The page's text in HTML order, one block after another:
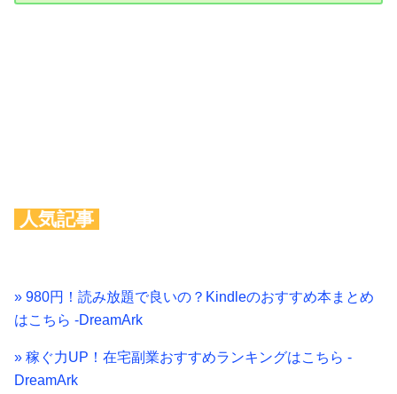
人気記事
» 980円！読み放題で良いの？Kindleのおすすめ本まとめ
はこちら -DreamArk
» 稼ぐ力UP！在宅副業おすすめランキングはこちら -
DreamArk